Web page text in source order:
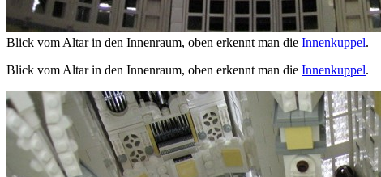
Blick vom Altar in den Innenraum, oben erkennt man die Innenkuppel.
Blick vom Altar in den Innenraum, oben erkennt man die Innenkuppel.